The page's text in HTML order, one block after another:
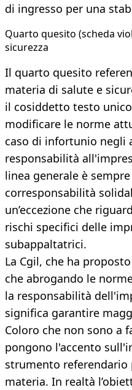
di ingresso per una
Quarto quesito (scheda
sicurezza
Il quarto quesito
materia di salute e
il cosiddetto testo
modificare le norme
caso di infortunio negli
responsabilità
linea generale è
corresponsabilità
un’eccezione che
rischi specifici delle
subappaltatrici.
La Cgil, che ha
che abrogando le
la responsabilità
significa garantire
Coloro che non sono a
pongono l'accento
strumento referendario
materia. In realtà